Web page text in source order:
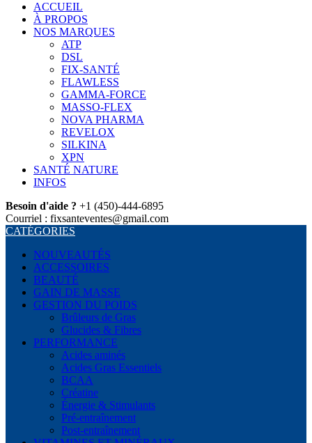
ACCUEIL
À PROPOS
NOS MARQUES
ATP
DSL
FIX-SANTÉ
FLAWLESS
GAMMA-FORCE
MASSO-FLEX
NOVA PHARMA
REVELOX
SILKINA
XPN
SANTÉ NATURE
INFOS
Besoin d'aide ? +1 (450)-444-6895
Courriel : fixsanteventes@gmail.com
CATÉGORIES
NOUVEAUTÉS
ACCESSOIRES
BEAUTÉ
GAIN DE MASSE
GESTION DU POIDS
Brûleurs de Gras
Glucides & Fibres
PERFORMANCE
Acides aminés
Acides Gras Essentiels
BCAA
Créatine
Énergie & Stimulants
Pré-entraînement
Post-entraînement